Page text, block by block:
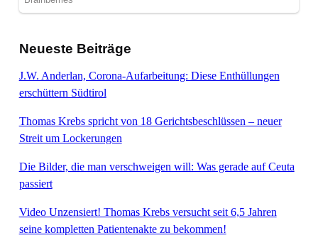
Neueste Beiträge
J.W. Anderlan, Corona-Aufarbeitung: Diese Enthüllungen
erschüttern Südtirol
Thomas Krebs spricht von 18 Gerichtsbeschlüssen – neuer
Streit um Lockerungen
Die Bilder, die man verschweigen will: Was gerade auf Ceuta
passiert
Video Unzensiert! Thomas Krebs versucht seit 6,5 Jahren
seine kompletten Patientenakte zu bekommen!